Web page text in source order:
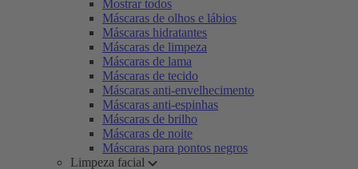
Mostrar todos
Máscaras de olhos e lábios
Máscaras hidratantes
Máscaras de limpeza
Máscaras de lama
Máscaras de tecido
Máscaras anti-envelhecimento
Máscaras anti-espinhas
Máscaras de brilho
Máscaras de noite
Máscaras para pontos negros
Limpeza facial